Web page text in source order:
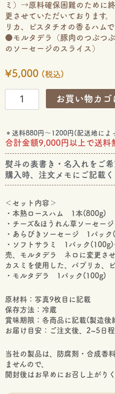
ミ）→原料確保困難のために
更させていただいております
リカ、ピスタチオの香るハムで
●モルタデラ（豚肉のつぶつ
のソーセージのスライス）
¥5,000 (税込)
も
り
が
と
う
BOX
個
お買い物カゴ
＊送料880円～1200円(配送地によ
合計金額9,000円以上で送料
熨斗の表書き・名入れをご希
購入時、注文メモにご記載く
＜セット内容＞
・本熟ロースハム 1本(800g)
・チーズ&ほうれん草ソーセー
・あらびきソーセージ 1パック
・ソフトサラミ 1パック
売、モルタデラ ネロに変更させ
カスミを使用した、パプリカ、
・モルタデラ 1パック(100g)
原材料：写真9枚目に記載
保存方法：冷蔵
賞味期限：各商品に記載(製造後
お届け目安：ご注文後、2~5日
当社の製品は、防腐剤・合成香
ませんので、
開封後はお早めにお召し上がり